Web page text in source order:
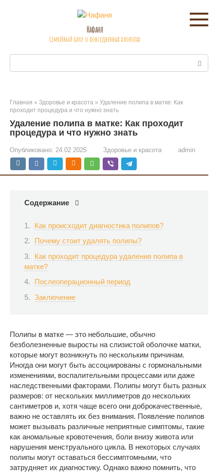
Нафаня
Семейный блог о повседневных хлопотах
Главная » Здоровье и красота » Удаление полипа в матке: Как
проходит процедура и что нужно знать
Удаление полипа в матке: Как проходит
процедура и что нужно знать
Опубликовано: 24.02.2025 Здоровье и красота admin
Содержание
Как происходит диагностика полипов?
Почему стоит удалять полипы?
Как проходит процедура удаления полипа в
матке?
Послеоперационный период
Заключение
Полипы в матке — это небольшие, обычно
безболезненные выросты на слизистой оболочке матки,
которые могут возникнуть по нескольким причинам.
Иногда они могут быть ассоциированы с гормональными
изменениями, воспалительными процессами или даже
наследственными факторами. Полипы могут быть разных
размеров: от нескольких миллиметров до нескольких
сантиметров и, хотя чаще всего они доброкачественные,
важно не оставлять их без внимания. Появление полипов
может вызывать различные неприятные симптомы, такие
как аномальные кровотечения, боли внизу живота или
нарушения менструального цикла. В некоторых случаях
полипы могут оставаться бессимптомными, что
затрудняет их диагностику. Однако важно помнить, что